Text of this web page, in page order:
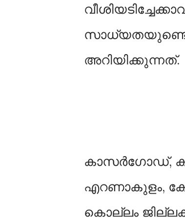
അറിയിക്കുന്നത്.
കാസര്‍ഗോഡ്,
എറണാകുളം,
കൊല്ലം